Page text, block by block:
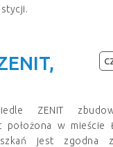
ZENIT
położona w mieście
jest zgodna